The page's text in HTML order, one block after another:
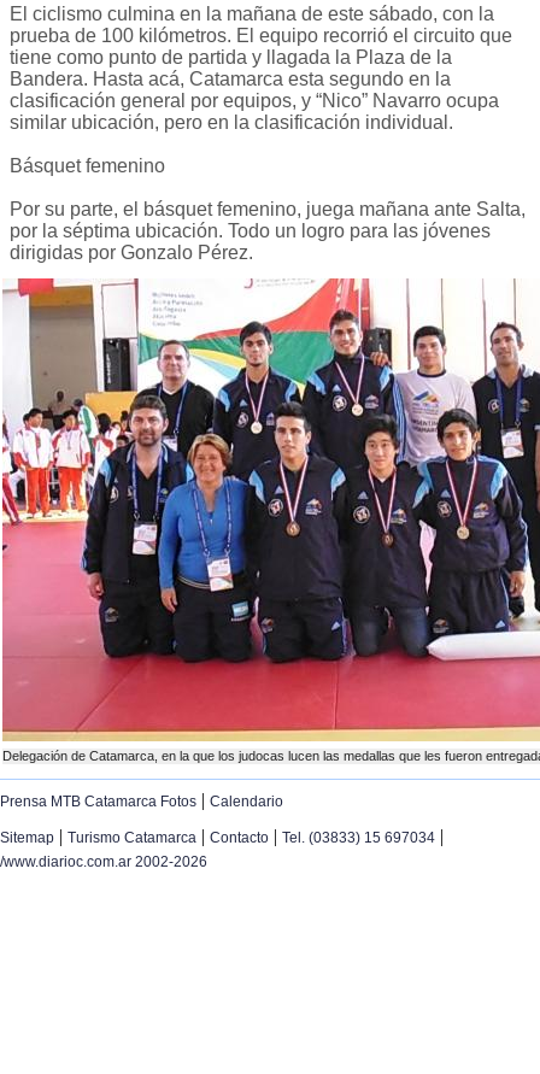
El ciclismo culmina en la mañana de este sábado, con la
prueba de 100 kilómetros. El equipo recorrió el circuito que
tiene como punto de partida y llagada la Plaza de la
Bandera. Hasta acá, Catamarca esta segundo en la
clasificación general por equipos, y “Nico” Navarro ocupa
similar ubicación, pero en la clasificación individual.
Básquet femenino
Por su parte, el básquet femenino, juega mañana ante Salta,
por la séptima ubicación. Todo un logro para las jóvenes
dirigidas por Gonzalo Pérez.
Delegación de Catamarca, en la que los judocas lucen las medallas que les fueron
Prensa MTB Catamarca Fotos | Calendario
Sitemap | Turismo Catamarca | Contacto | Tel. (03833) 15 697034 |
/www.diarioc.com.ar 2002-2026